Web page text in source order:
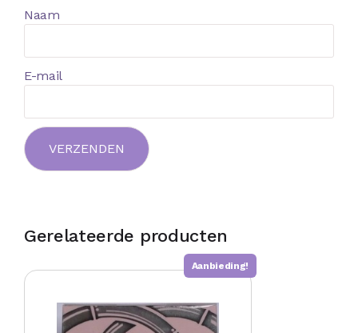
Naam
E-mail
Gerelateerde producten
Aanbieding!